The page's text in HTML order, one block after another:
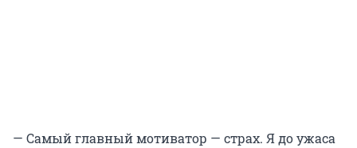
— Самый главный мотиватор — страх. Я до ужаса